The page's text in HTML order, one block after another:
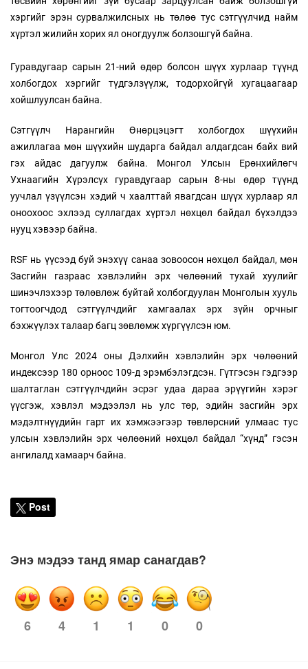
хэргийг эрэн сурвалжилсных нь төлөө тус сэтгүүлчид найм
хүртэл жилийн хорих ял оногдуулж болзошгүй байна.
Гуравдугаар сарын 21-ний өдөр болсон шүүх хурлаар түүнд
холбогдох хэргийг түдгэлзүүлж, тодорхойгүй хугацаагаар
хойшлуулсан байна.
Сэтгүүлч Нарангийн Өнөрцэцэгт холбогдох шүүхийн
ажиллагаа мөн шүүхийн шударга байдал алдагдсан байх вий
гэх айдас дагуулж байна. Монгол Улсын Ерөнхийлөгч
Ухнаагийн Хүрэлсүх гуравдугаар сарын 8-ны өдөр түүнд
уучлал үзүүлсэн хэдий ч хаалттай явагдсан шүүх хурлаар ял
оноохоос эхлээд суллагдах хүртэл нөхцөл байдал бүхэлдээ
нууц хэвээр байна.
RSF нь үүсээд буй энэхүү санаа зовоосон нөхцөл байдал, мөн
Засгийн газраас хэвлэлийн эрх чөлөөний тухай хуулийг
шинэчлэхээр төлөвлөж буйтай холбогдуулан Монголын хууль
тогтоогчдод сэтгүүлчдийг хамгаалах эрх зүйн орчныг
бэхжүүлэх талаар багц зөвлөмж хүргүүлсэн юм.
Монгол Улс 2024 оны Дэлхийн хэвлэлийн эрх чөлөөний
индексээр 180 орноос 109-д эрэмбэлэгдсэн. Гүтгэсэн гэдгээр
шалтаглан сэтгүүлчдийн эсрэг удаа дараа эрүүгийн хэрэг
үүсгэж, хэвлэл мэдээлэл нь улс төр, эдийн засгийн эрх
мэдэлтнүүдийн гарт их хэмжээгээр төвлөрсний улмаас тус
улсын хэвлэлийн эрх чөлөөний нөхцөл байдал “хүнд” гэсэн
ангилалд хамаарч байна.
Post
Энэ мэдээ танд ямар санагдав?
6 4 1 1 0 0